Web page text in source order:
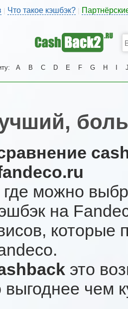
| Что такое кэшбэк?
A B C D E F G H
где можно
на
которые
это
выгоднее чем